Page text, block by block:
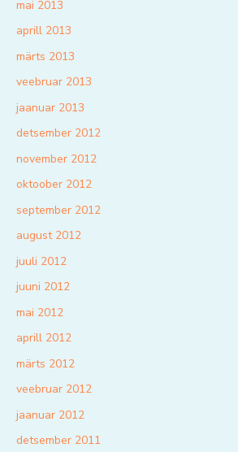
mai 2013
aprill 2013
märts 2013
veebruar 2013
jaanuar 2013
detsember 2012
november 2012
oktoober 2012
september 2012
august 2012
juuli 2012
juuni 2012
mai 2012
aprill 2012
märts 2012
veebruar 2012
jaanuar 2012
detsember 2011